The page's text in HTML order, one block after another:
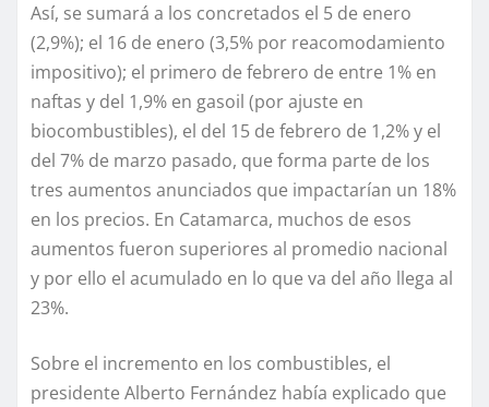
Así, se sumará a los concretados el 5 de enero
(2,9%); el 16 de enero (3,5% por reacomodamiento
impositivo); el primero de febrero de entre 1% en
naftas y del 1,9% en gasoil (por ajuste en
biocombustibles), el del 15 de febrero de 1,2% y el
del 7% de marzo pasado, que forma parte de los
tres aumentos anunciados que impactarían un 18%
en los precios. En Catamarca, muchos de esos
aumentos fueron superiores al promedio nacional
y por ello el acumulado en lo que va del año llega al
23%.
Sobre el incremento en los combustibles, el
presidente Alberto Fernández había explicado que